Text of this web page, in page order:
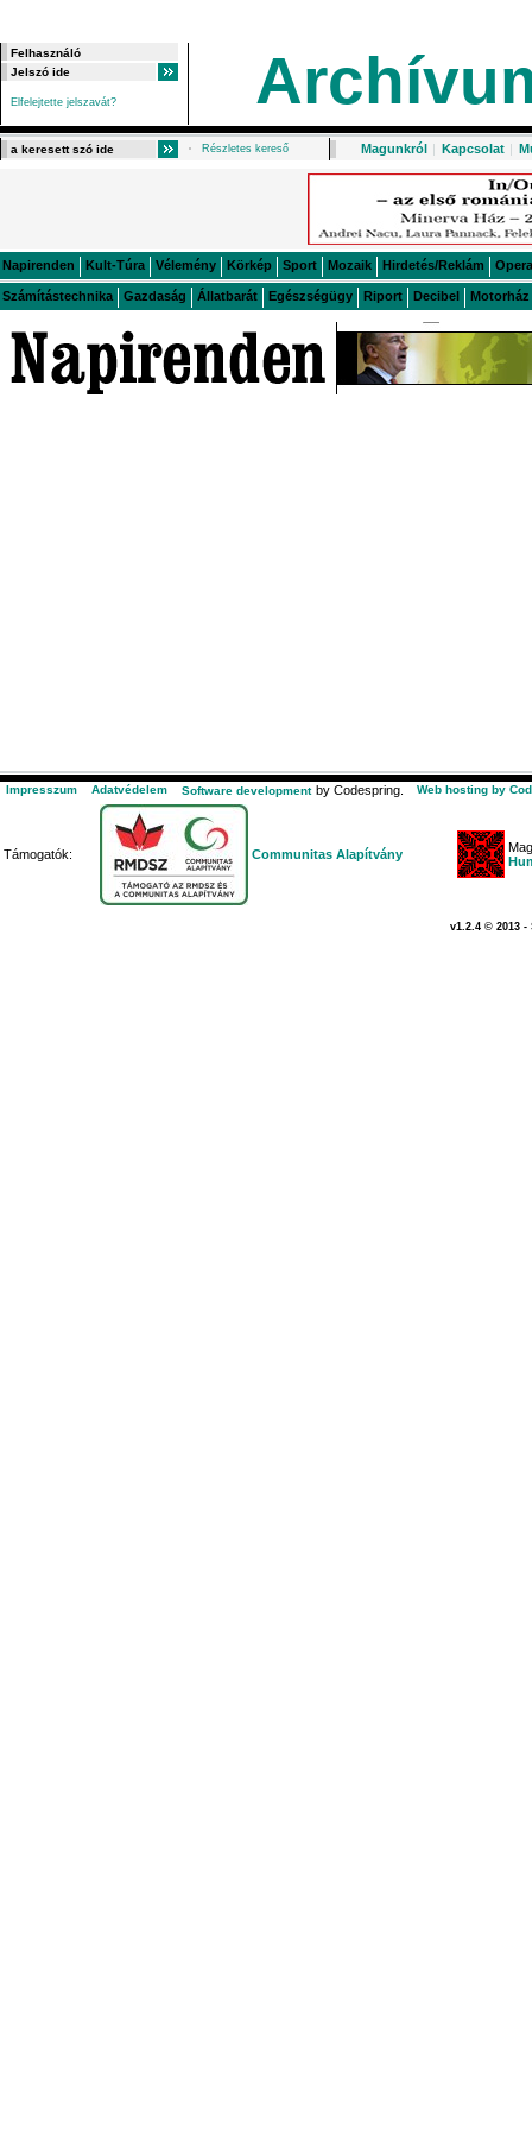
Elfelejtette jelszavát?
Részletes kereső Magunkról | Kapcsolat |
Napirenden Kult-Túra Vélemény Körkép Sport Mozaik Hirdetés/Reklám Opera
Számítástechnika Gazdaság Állatbarát Egészségügy Riport Decibel Motorház
Impresszum Adatvédelem Software development by Codespring. Web hosting by
Támogatók: Communitas Alapítvány
v1.2.4 © 2013